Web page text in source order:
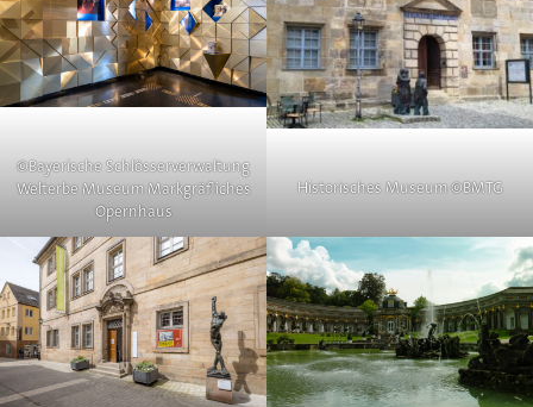
©Bayerische Schlösserverwaltung
Welterbe Museum Markgräfliches
Opernhaus
Historisches Museum ©BMTG